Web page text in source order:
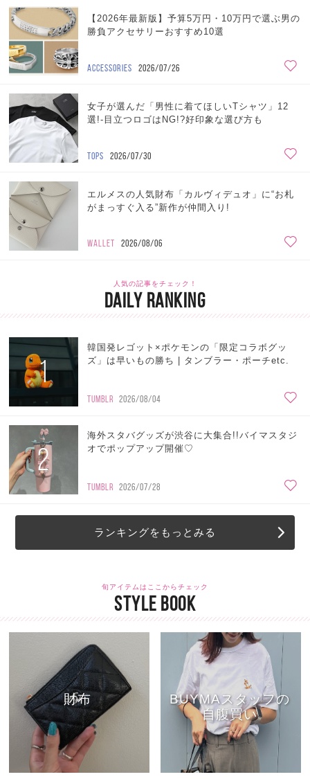
【2026年最新版】予算5万円・10万円で選ぶ男の
勝負アクセサリーおすすめ10選
ACCESSORIES 2026/07/26
女子が選んだ「男性に着てほしいTシャツ」12
選!-目立つロゴはNG!?好印象な選び方も
TOPS 2026/07/30
エルメスの人気財布「カルヴィデュオ」に“お札
がまっすぐ入る”新作が仲間入り!
WALLET 2026/08/06
人気の記事をチェック！
DAILY RANKING
1
韓国発レゴット×ポケモンの「限定コラボグッ
ズ」は早いもの勝ち | タンブラー・ポーチetc.
TUMBLR 2026/08/04
2
海外スタバグッズが渋谷に大集合!!バイマスタジ
オでポップアップ開催♡
TUMBLR 2026/07/28
ランキングをもっとみる
旬アイテムはここからチェック
STYLE BOOK
財布
BUYMAスタッフの
自腹買い